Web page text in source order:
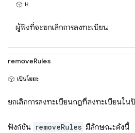
H
ผู้ฟังที่จะยกเลิกการลงทะเบียน
removeRules
เป็นโมฆะ
ยกเลิกการลงทะเบียนกฎที่ลงทะเบียนใน
ฟังก์ชัน removeRules มีลักษณะดังนี้